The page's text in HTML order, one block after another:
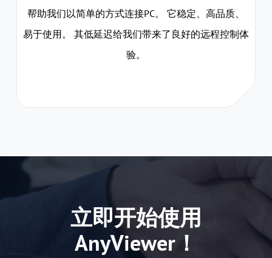
帮助我们以简单的方式连接PC。 它稳定、高品质、
易于使用。 其低延迟给我们带来了良好的远程控制体
验。
立即开始使用
AnyViewer！